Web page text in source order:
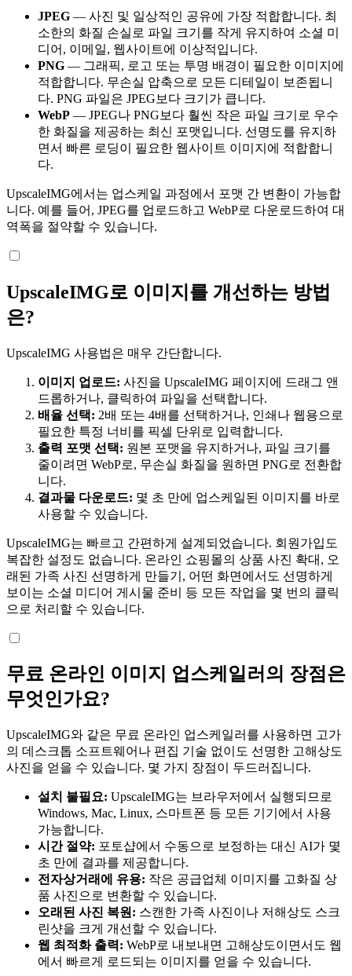
JPEG — 사진 및 일상적인 공유에 가장 적합합니다. 최
소한의 화질 손실로 파일 크기를 작게 유지하여 소셜 미
디어, 이메일, 웹사이트에 이상적입니다.
PNG — 그래픽, 로고 또는 투명 배경이 필요한 이미지에
적합합니다. 무손실 압축으로 모든 디테일이 보존됩니
다. PNG 파일은 JPEG보다 크기가 큽니다.
WebP — JPEG나 PNG보다 훨씬 작은 파일 크기로 우수
한 화질을 제공하는 최신 포맷입니다. 선명도를 유지하
면서 빠른 로딩이 필요한 웹사이트 이미지에 적합합니
다.
UpscaleIMG에서는 업스케일 과정에서 포맷 간 변환이 가능합
니다. 예를 들어, JPEG를 업로드하고 WebP로 다운로드하여 대
역폭을 절약할 수 있습니다.
UpscaleIMG로 이미지를 개선하는 방법
은?
UpscaleIMG 사용법은 매우 간단합니다.
이미지 업로드: 사진을 UpscaleIMG 페이지에 드래그 앤
드롭하거나, 클릭하여 파일을 선택합니다.
배율 선택: 2배 또는 4배를 선택하거나, 인쇄나 웹용으로
필요한 특정 너비를 픽셀 단위로 입력합니다.
출력 포맷 선택: 원본 포맷을 유지하거나, 파일 크기를
줄이려면 WebP로, 무손실 화질을 원하면 PNG로 전환합
니다.
결과물 다운로드: 몇 초 만에 업스케일된 이미지를 바로
사용할 수 있습니다.
UpscaleIMG는 빠르고 간편하게 설계되었습니다. 회원가입도
복잡한 설정도 없습니다. 온라인 쇼핑몰의 상품 사진 확대, 오
래된 가족 사진 선명하게 만들기, 어떤 화면에서도 선명하게
보이는 소셜 미디어 게시물 준비 등 모든 작업을 몇 번의 클릭
으로 처리할 수 있습니다.
무료 온라인 이미지 업스케일러의 장점은
무엇인가요?
UpscaleIMG와 같은 무료 온라인 업스케일러를 사용하면 고가
의 데스크톱 소프트웨어나 편집 기술 없이도 선명한 고해상도
사진을 얻을 수 있습니다. 몇 가지 장점이 두드러집니다.
설치 불필요: UpscaleIMG는 브라우저에서 실행되므로
Windows, Mac, Linux, 스마트폰 등 모든 기기에서 사용
가능합니다.
시간 절약: 포토샵에서 수동으로 보정하는 대신 AI가 몇
초 만에 결과를 제공합니다.
전자상거래에 유용: 작은 공급업체 이미지를 고화질 상
품 사진으로 변환할 수 있습니다.
오래된 사진 복원: 스캔한 가족 사진이나 저해상도 스크
린샷을 크게 개선할 수 있습니다.
웹 최적화 출력: WebP로 내보내면 고해상도이면서도 웹
에서 빠르게 로드되는 이미지를 얻을 수 있습니다.